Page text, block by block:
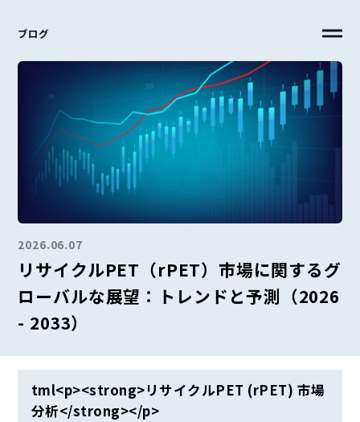
ブログ
2026.06.07
リサイクルPET（rPET）市場に関するグ
ローバルな展望：トレンドと予測（2026
- 2033）
tml<p><strong>リサイクルPET (rPET) 市場
分析</strong></p>